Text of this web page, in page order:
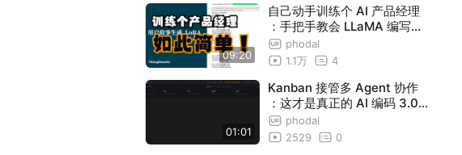
09:20
自己动手训练个 AI 产品经理
：手把手教会 LLaMA 编写详
细需求phodal
1.1万
4
01:01
Kanban 接管多 Agent 协作
：这才是真正的 AI 编码 3.0
提效平台
phodal
2529
0